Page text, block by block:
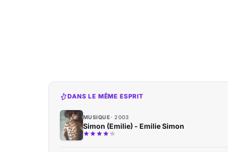
DANS LE MÊME ESPRIT
MUSIQUE 2003
Simon (Emilie) - Emilie Simon